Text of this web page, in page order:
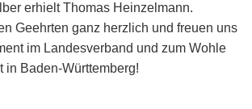
erhielt Thomas Heinzelmann.
Geehrten ganz herzlich und freuen uns
im Landesverband und zum Wohle
in Baden-Württemberg!